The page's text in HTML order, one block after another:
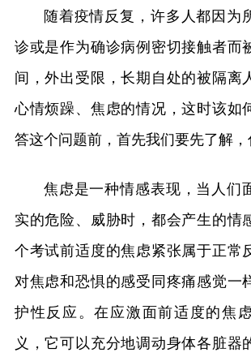
随着疫情反复，许多人都因为
诊或是作为确诊病例密切接触者而
间，外出受限，长期自处的被隔离
心情烦躁、焦虑的情况，这时该如
答这个问题前，首先我们要先了解，
焦虑是一种情感表现，当人们
实的危险、威胁时，都会产生的情
个考试前适度的焦虑紧张属于正常
对焦虑和恐惧的感受同疼痛感觉一
护性反应。在应激面前适度的焦
义，它可以充分地调动身体各脏器